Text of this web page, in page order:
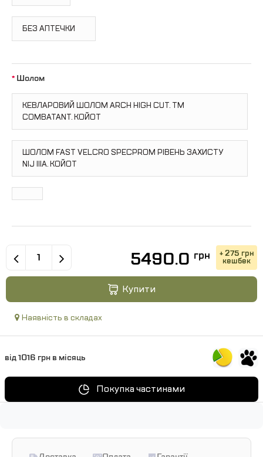
БЕЗ АПТЕЧКИ
Шолом
КЕВЛАРОВИЙ ШОЛОМ ARCH HIGH CUT. ТМ
COMBATANT. КОЙОТ
ШОЛОМ FAST VELCRO SPECPROM РІВЕНЬ ЗАХИСТУ
NIJ IIIA. КОЙОТ
5490.0 грн + 275 грн
кешбек
Купити
Наявність в складах
від 1016 грн в місяць
Покупка частинами